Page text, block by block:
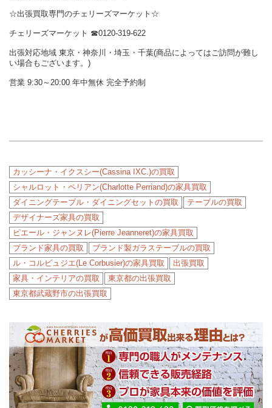
☆出張買取専門のチェリーズマーケット☆
チェリーズマーケット ☎︎0120-319-622
出張対応地域 東京・神奈川・埼玉・千葉(商品によってはご訪問が難し
い場合もございます。)
営業 9:30～20:00 年中無休 完全予約制
カッシーナ・イクスシー(Cassina IXC.)の買取
シャルロット・ペリアン(Charlotte Perriand)の家具買取
ダイニングテーブル・ダイニングセットの買取
テーブルの買取
デザイナーズ家具の買取
ピエール・ジャンヌレ(Pierre Jeanneret)の家具買取
ブランド家具の買取
ブランド製ガラステーブルの買取
ル・コルビュジエ(Le Corbusier)の家具買取
出張買取
家具・インテリアの買取
東京都の出張買取
東京都武蔵野市の出張買取